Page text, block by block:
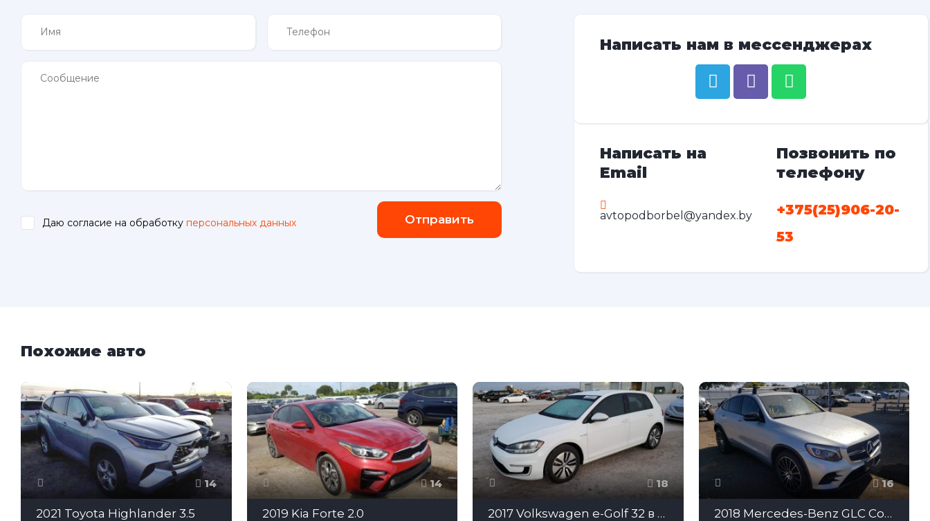
Даю согласие на обработку персональных данных Отправить
Написать нам в мессенджерах
Написать на
Email
avtopodborbel@yandex.by
Позвонить по
телефону
+375(25)906-20-
53
Похожие авто
14
2021 Toyota Highlander 3.5
14
2019 Kia Forte 2.0
18
2017 Volkswagen e-Golf 32 в США
16
2018 Mercedes-Benz GLC Coupe 2.0